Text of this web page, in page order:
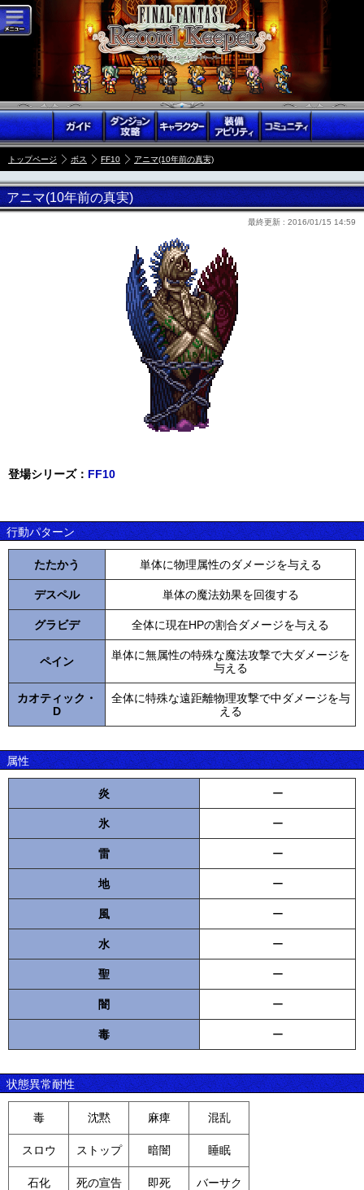
トップページ ボス FF10 アニマ(10年前の真実)
アニマ(10年前の真実)
最終更新 : 2016/01/15 14:59
登場シリーズ： FF10
行動パターン
たたかう 単体に物理属性のダメージを与える
デスペル 単体の魔法効果を回復する
グラビデ 全体に現在HPの割合ダメージを与える
ペイン
単体に無属性の特殊な魔法攻撃で大ダメージを
与える
カオティック・
D
全体に特殊な遠距離物理攻撃で中ダメージを与
える
属性
炎 ー
氷 ー
雷 ー
地 ー
風 ー
水 ー
聖 ー
闇 ー
毒 ー
状態異常耐性
毒 沈黙 麻痺 混乱
スロウ ストップ 暗闇 睡眠
石化 死の宣告 即死 バーサク